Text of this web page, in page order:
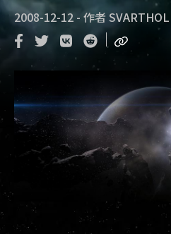
2008-12-12 - 作者 SVARTHOL